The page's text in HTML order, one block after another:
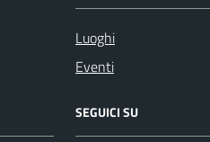
Luoghi
Eventi
SEGUICI SU